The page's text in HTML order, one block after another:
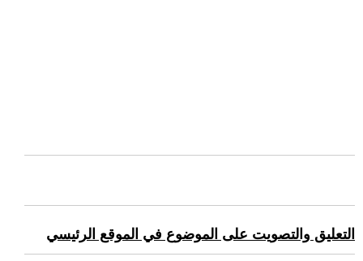
التعليق والتصويت على الموضوع في الموقع الرئيسي